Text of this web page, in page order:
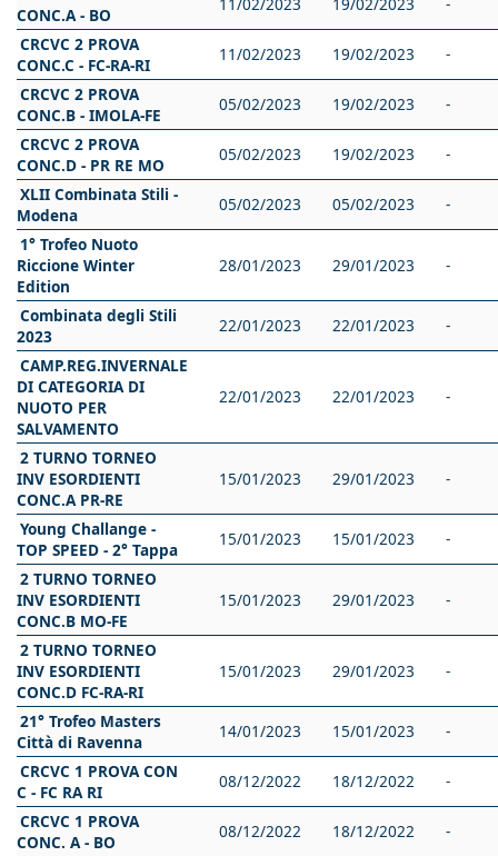
CONC.A - BO
CRCVC 2 PROVA
CONC.C - FC-RA-RI
11/02/2023 19/02/2023
-
CRCVC 2 PROVA
CONC.B - IMOLA-FE
05/02/2023 19/02/2023
-
CRCVC 2 PROVA
CONC.D - PR RE MO
05/02/2023 19/02/2023
-
XLII Combinata Stili -
Modena
05/02/2023 05/02/2023
-
1° Trofeo Nuoto
Riccione Winter
Edition
28/01/2023 29/01/2023 -
Combinata degli Stili
2023
22/01/2023 22/01/2023
-
CAMP.REG.INVERNALE
DI CATEGORIA DI
NUOTO PER
SALVAMENTO
22/01/2023 22/01/2023 -
2 TURNO TORNEO
INV ESORDIENTI
CONC.A PR-RE
15/01/2023 29/01/2023 -
Young Challange -
TOP SPEED - 2° Tappa
15/01/2023 15/01/2023
-
2 TURNO TORNEO
INV ESORDIENTI
CONC.B MO-FE
15/01/2023 29/01/2023 -
2 TURNO TORNEO
INV ESORDIENTI
CONC.D FC-RA-RI
15/01/2023 29/01/2023 -
21° Trofeo Masters
Città di Ravenna
14/01/2023 15/01/2023
-
CRCVC 1 PROVA CON
C - FC RA RI
08/12/2022 18/12/2022
-
CRCVC 1 PROVA
CONC. A - BO
08/12/2022 18/12/2022
-